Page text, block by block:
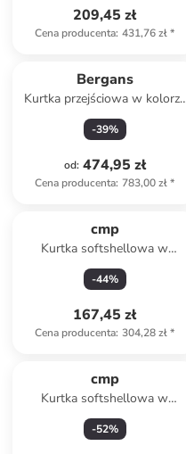
209,45 zł
Cena producenta: 431,76 zł*
Bergans
Kurtka przejściowa w kolorze
czarnym
-39%
od: 474,95 zł
Cena producenta: 783,00 zł*
cmp
Kurtka softshellowa w
kolorze turkusowym
-44%
167,45 zł
Cena producenta: 304,28 zł*
cmp
Kurtka softshellowa w
kolorze zielonym
-52%